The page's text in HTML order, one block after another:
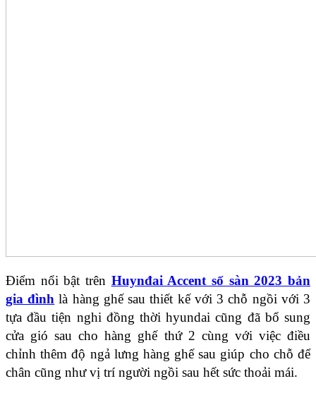
Điểm nổi bật trên Huynđai Accent số sàn 2023 bản
gia đình là hàng ghế sau thiết kế với 3 chỗ ngồi với 3
tựa đầu tiện nghi đồng thời hyundai cũng đã bổ sung
cửa gió sau cho hàng ghế thứ 2 cùng với việc điều
chỉnh thêm độ ngả lưng hàng ghế sau giúp cho chỗ để
chân cũng như vị trí người ngồi sau hết sức thoải mái.